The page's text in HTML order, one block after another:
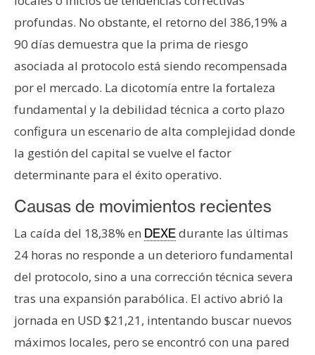
profundas. No obstante, el retorno del 386,19% a
90 días demuestra que la prima de riesgo
asociada al protocolo está siendo recompensada
por el mercado. La dicotomía entre la fortaleza
fundamental y la debilidad técnica a corto plazo
configura un escenario de alta complejidad donde
la gestión del capital se vuelve el factor
determinante para el éxito operativo.
Causas de movimientos recientes
La caída del 18,38% en DEXEdurante las últimas
24 horas no responde a un deterioro fundamental
del protocolo, sino a una corrección técnica severa
tras una expansión parabólica. El activo abrió la
jornada en USD $21,21, intentando buscar nuevos
máximos locales, pero se encontró con una pared